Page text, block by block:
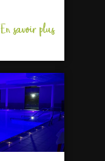
En savoir plus